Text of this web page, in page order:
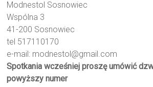
Modnestol Sosnowiec
Wspólna 3
41-200 Sosnowiec
tel 517110170
e-mail: modnestol@gmail.com
Spotkania wcześniej proszę umówić
powyższy numer